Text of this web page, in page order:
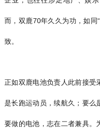
而，双鹿70年久久为功，如同
致。
正如双鹿电池负责人此前接受
是长跑运动员，续航久；要么
要做的电池，志在二者兼具。